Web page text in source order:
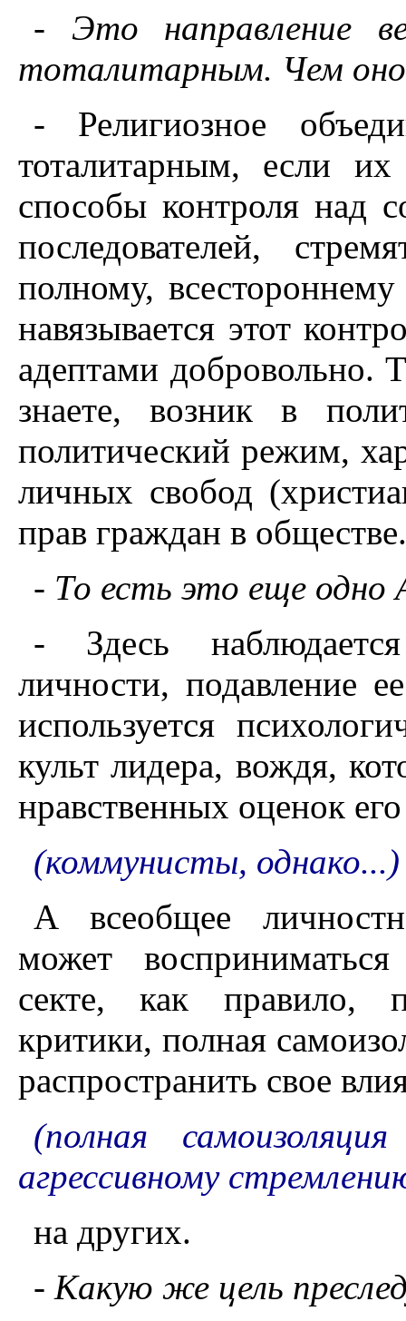
- Это направление
тоталитарным. Чем
- Религиозное
тоталитарным, если
способы контроля над
последователей,
полному,
навязывается этот
адептами добровольно.
знаете, возник в
политический режим,
личных свобод
прав граждан в обществе.
- То есть это еще
- Здесь
личности, подавление
используется
культ лидера, вождя,
нравственных оценок
(коммунисты, однако...)
А всеобщее
может
секте, как правило,
критики, полная
распространить свое
(полная
агрессивному
на других.
- Какую же цель